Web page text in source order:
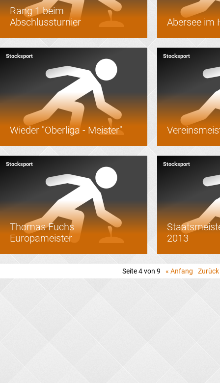
Rang 1 beim
Abschlussturnier
Abersee im
Stocksport
Wieder "Oberliga - Meister"
Stocksport
Stocksport
Thomas Fuchs
Europameister
Stocksport
2013
Seite 4 von 9 « Anfang Zurück